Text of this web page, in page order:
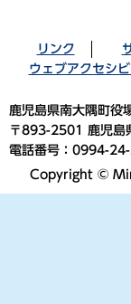
リンク
ウェブアクセシ
鹿児島県南大隅町役
〒893-2501 鹿児島
電話番号：0994-
Copyright ©